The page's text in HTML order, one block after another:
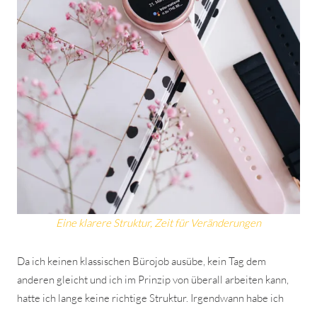
Eine klarere Struktur, Zeit für Veränderungen
Da ich keinen klassischen Bürojob ausübe, kein Tag dem
anderen gleicht und ich im Prinzip von überall arbeiten kann,
hatte ich lange keine richtige Struktur. Irgendwann habe ich